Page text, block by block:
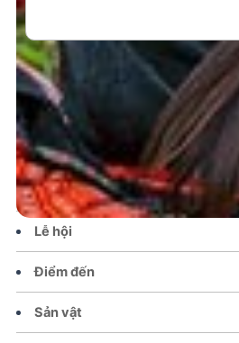
Trang chủ
Tin tức – Sự kiện
Chính sách
Văn hoá – Đời sống
Lễ hội
Điểm đến
Sản vật